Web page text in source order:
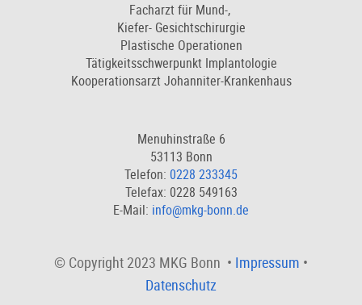
Facharzt für Mund-,
Kiefer- Gesichtschirurgie
Plastische Operationen
Tätigkeitsschwerpunkt Implantologie
Kooperationsarzt Johanniter-Krankenhaus
Menuhinstraße 6
53113 Bonn
Telefon: 0228 233345
Telefax: 0228 549163
E-Mail: info@mkg-bonn.de
© Copyright 2023 MKG Bonn • Impressum •
Datenschutz